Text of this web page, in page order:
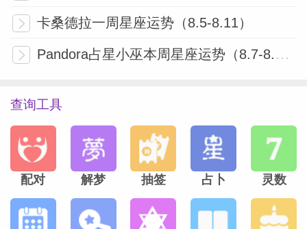
卡桑德拉一周星座运势（8.5-8.11）
Pandora占星小巫本周星座运势（8.7-8.13）
查询工具
配对 解梦 抽签 占卜 灵数